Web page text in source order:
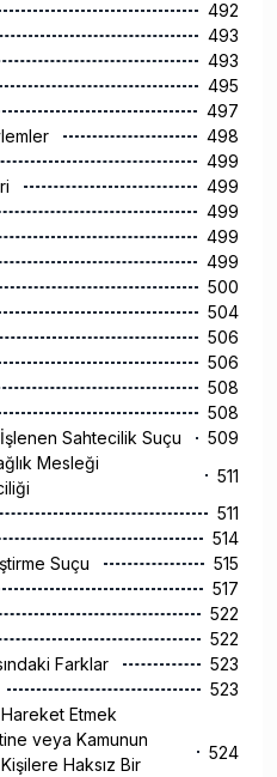
492
493
493
495
497
498
499
499
499
499
499
500
504
506
506
508
508
Sahtecilik Suçu
509
Mesleği
511
511
514
Suçu
515
517
522
522
Farklar
523
523
Etmek
veya Kamunun
Haksız Bir
524